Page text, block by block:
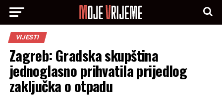
VIJESTI
Zagreb: Gradska skupština
jednoglasno prihvatila prijedlog
zaključka o otpadu